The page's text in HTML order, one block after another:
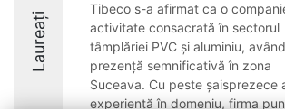
Laureați
Tibeco s-a afirmat ca o
activitate consacrată în sectorul
tâmplăriei PVC și aluminiu,
prezență semnificativă în zona
Suceava. Cu peste șaisprezece
experiență în domeniu, firma